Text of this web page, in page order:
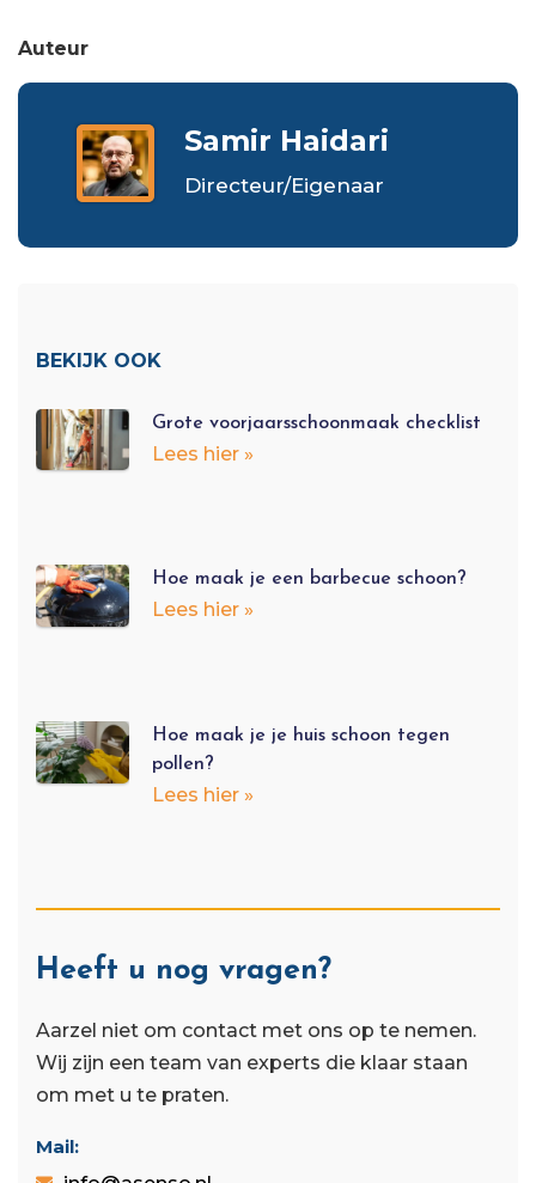
Auteur
Samir Haidari
Directeur/Eigenaar
BEKIJK OOK
Grote voorjaarsschoonmaak checklist
Lees hier »
Hoe maak je een barbecue schoon?
Lees hier »
Hoe maak je je huis schoon tegen
pollen?
Lees hier »
Heeft u nog vragen?
Aarzel niet om contact met ons op te nemen.
Wij zijn een team van experts die klaar staan ​​
om met u te praten.
Mail: